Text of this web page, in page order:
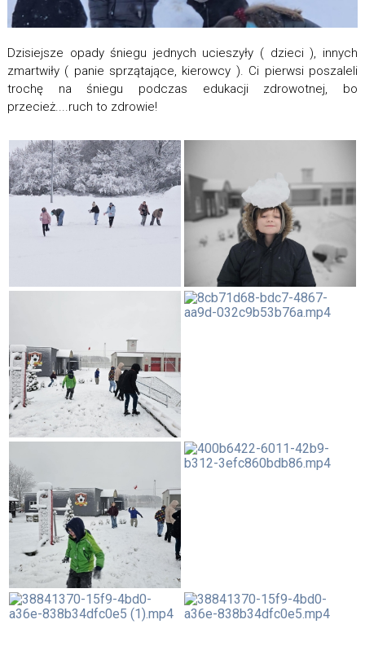
Dzisiejsze opady śniegu jednych ucieszyły ( dzieci ), innych
zmartwiły ( panie sprzątające, kierowcy ). Ci pierwsi poszaleli
trochę na śniegu podczas edukacji zdrowotnej, bo
przecież....ruch to zdrowie!